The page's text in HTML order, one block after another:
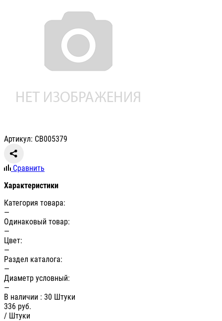
Артикул: СВ005379
Сравнить
Характеристики
Категория товара:
—
Одинаковый товар:
—
Цвет:
—
Раздел каталога:
—
Диаметр условный:
—
В наличии : 30 Штуки
336 руб.
/ Штуки